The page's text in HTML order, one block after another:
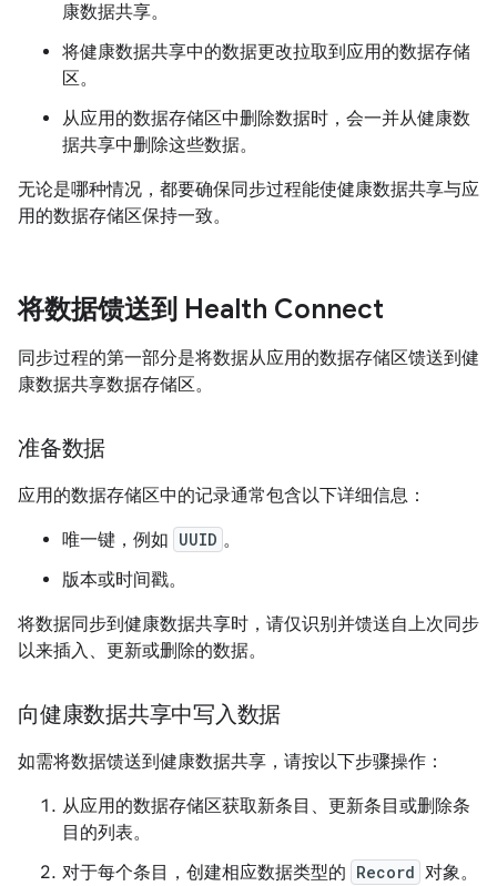
康数据共享。
将健康数据共享中的数据更改拉取到应用的数据存储
区。
从应用的数据存储区中删除数据时，会一并从健康数
据共享中删除这些数据。
无论是哪种情况，都要确保同步过程能使健康数据共享与应
用的数据存储区保持一致。
将数据馈送到 Health Connect
同步过程的第一部分是将数据从应用的数据存储区馈送到健
康数据共享数据存储区。
准备数据
应用的数据存储区中的记录通常包含以下详细信息：
唯一键，例如 UUID 。
版本或时间戳。
将数据同步到健康数据共享时，请仅识别并馈送自上次同步
以来插入、更新或删除的数据。
向健康数据共享中写入数据
如需将数据馈送到健康数据共享，请按以下步骤操作：
从应用的数据存储区获取新条目、更新条目或删除条
目的列表。
对于每个条目，创建相应数据类型的 Record 对象。